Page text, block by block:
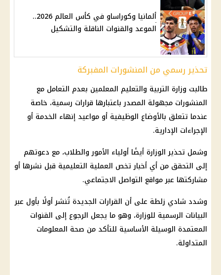
ألمانيا وكوراساو في كأس العالم 2026..
الموعد والقنوات الناقلة والتشكيل
تحذير رسمي من المنشورات المفبركة
طالبت وزارة التربية والتعليم المعلمين بعدم التعامل مع
المنشورات مجهولة المصدر باعتبارها قرارات رسمية، خاصة
عندما تتعلق بالأوضاع الوظيفية أو مواعيد إنهاء الخدمة أو
الإجراءات الإدارية.
وشمل تحذير الوزارة أيضًا أولياء الأمور والطلاب، مع دعوتهم
إلى التحقق من أي أخبار تخص العملية التعليمية قبل نشرها أو
مشاركتها عبر مواقع التواصل الاجتماعي.
وشدد شادي زلطة على أن القرارات الجديدة تُنشر أولًا بأول عبر
البيانات الرسمية للوزارة، وهو ما يجعل الرجوع إلى القنوات
المعتمدة الوسيلة الأساسية للتأكد من صحة المعلومات
المتداولة.